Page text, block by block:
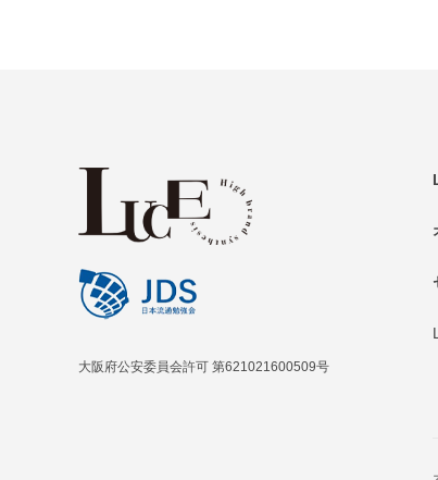
大阪府公安委員会許可 第621021600509号